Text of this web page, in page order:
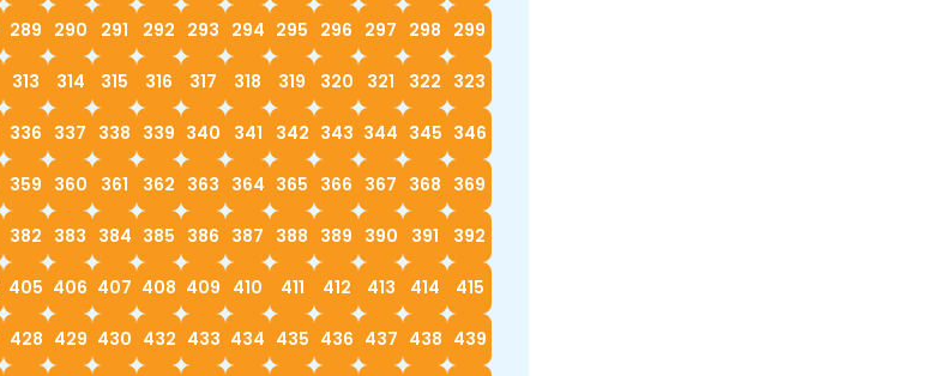
289 290 291 292 293 294 295 296 297 298 299
313 314 315 316 317 318 319 320 321 322 323
336 337 338 339 340 341 342 343 344 345 346
359 360 361 362 363 364 365 366 367 368 369
382 383 384 385 386 387 388 389 390 391 392
405 406 407 408 409 410 411 412 413 414 415
428 429 430 432 433 434 435 436 437 438 439